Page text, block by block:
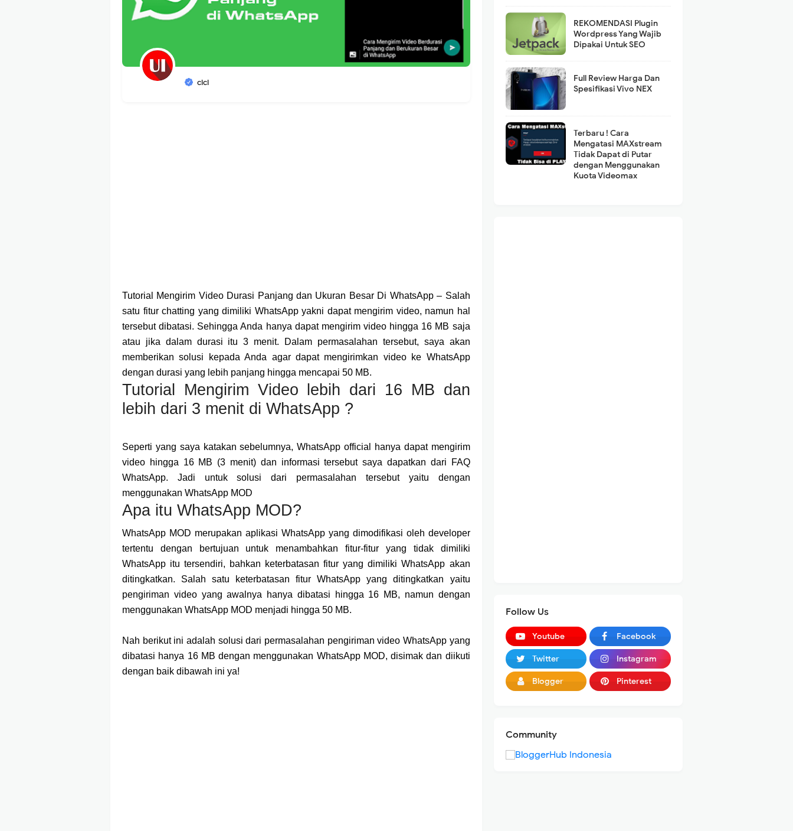
cici
Tutorial Mengirim Video Durasi Panjang dan Ukuran Besar Di WhatsApp– Salah
satu fitur chatting yang dimiliki WhatsApp yakni dapat mengirim video, namun hal
tersebut dibatasi. Sehingga Anda hanya dapat mengirim video hingga 16 MB saja
atau jika dalam durasi itu 3 menit. Dalam permasalahan tersebut, saya akan
memberikan solusi kepada Anda agar dapat mengirimkan video ke WhatsApp
dengan durasi yang lebih panjang hingga mencapai 50 MB.
Tutorial Mengirim Video lebih dari 16 MB dan
lebih dari 3 menit di WhatsApp ?
Seperti yang saya katakan sebelumnya, WhatsApp official hanya dapat mengirim
video hingga 16 MB (3 menit) dan informasi tersebut saya dapatkan dari FAQ
WhatsApp. Jadi untuk solusi dari permasalahan tersebut yaitu dengan
menggunakan WhatsApp MOD
Apa itu WhatsApp MOD?
WhatsApp MOD merupakan aplikasi WhatsApp yang dimodifikasi oleh developer
tertentu dengan bertujuan untuk menambahkan fitur-fitur yang tidak dimiliki
WhatsApp itu tersendiri, bahkan keterbatasan fitur yang dimiliki WhatsApp akan
ditingkatkan. Salah satu keterbatasan fitur WhatsApp yang ditingkatkan yaitu
pengiriman video yang awalnya hanya dibatasi hingga 16 MB, namun dengan
menggunakan WhatsApp MOD menjadi hingga 50 MB.
Nah berikut ini adalah solusi dari permasalahan pengiriman video WhatsApp yang
dibatasi hanya 16 MB dengan menggunakan WhatsApp MOD, disimak dan diikuti
dengan baik dibawah ini ya!
REKOMENDASI Plugin
Wordpress Yang Wajib
Dipakai Untuk SEO
Full Review Harga Dan
Spesifikasi Vivo NEX
Terbaru ! Cara
Mengatasi MAXstream
Tidak Dapat di Putar
dengan Menggunakan
Kuota Videomax
Follow Us
Youtube Facebook
Twitter Instagram
Blogger Pinterest
Community